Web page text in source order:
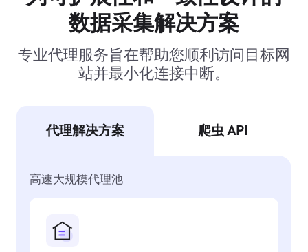
数据采集解决方案
专业代理服务旨在帮助您顺利访问目标网
站并最小化连接中断。
代理解决方案 爬虫 API
高速大规模代理池